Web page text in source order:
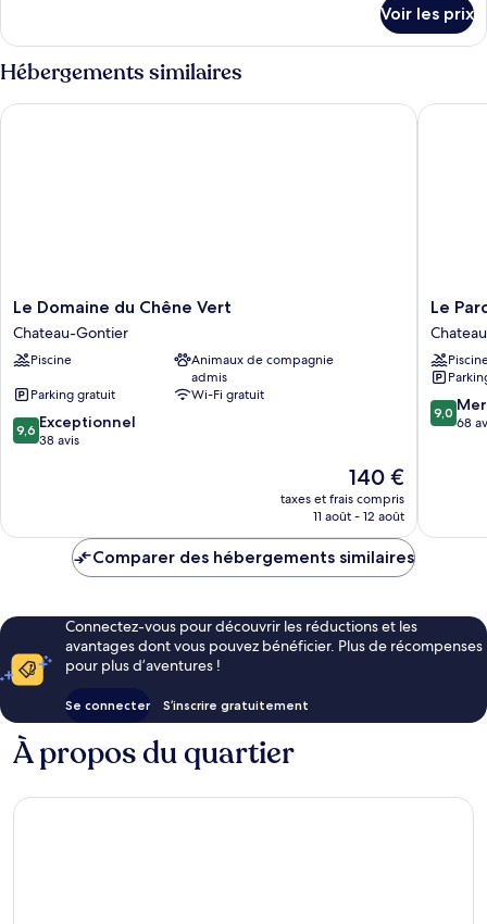
(Roses)
le
type
de
chambre
Studio
Voir les prix
Hébergements similaires
Le
Domaine
du
Chêne
Chateau-
Gontier
Le Domaine du Chêne Vert
Chateau-Gontier
Piscine
Animaux de compagnie
admis
Parking gratuit
Wi-Fi gratuit
9.6
sur
9,6 Exceptionnel
38 avis
Le
nouveau
prix
de
140 €
taxes et frais compris
11 août - 12 août
Le Domaine du Chêne Vert
Le
Parc
Hôtel
Gontier
Le
9.0
sur
9,0
68
Le Parc
Comparer des hébergements similaires
Connectez-vous pour découvrir les réductions et les
avantages dont vous pouvez bénéficier. Plus de récompenses
pour plus d’aventures !
Se connecter S’inscrire gratuitement
À propos du quartier